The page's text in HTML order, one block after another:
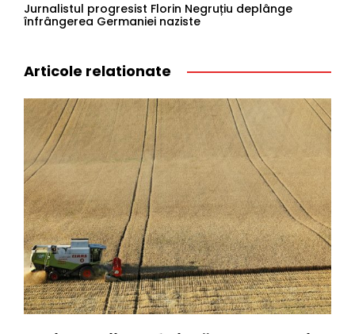
Jurnalistul progresist Florin Negruțiu deplânge
înfrângerea Germaniei naziste
Articole relationate